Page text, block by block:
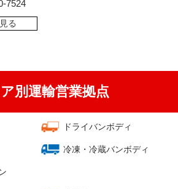
7524
る
別運輸営業拠点
ドライバンボディ
冷凍・冷蔵バンボディ